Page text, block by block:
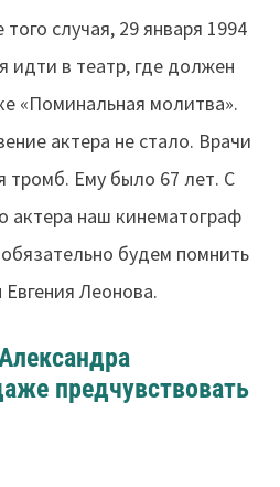
случая, 29 января 1994
идти в театр, где должен
«Поминальная молитва».
актера не стало. Врачи
тромб. Ему было 67 лет. С
актера наш кинематограф
будем помнить
Леонова.
предчувствовать